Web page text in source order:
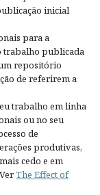
inicial
para a
trabalho publicada
repositório
de referirem a
trabalho em linha
ou no seu
de
produtivas,
cedo e em
The Effect of